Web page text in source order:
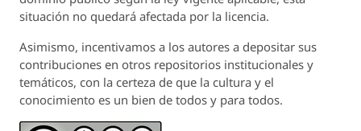
situación no quedará afectada por la licencia.
Asimismo, incentivamos a los autores a depositar sus
contribuciones en otros repositorios institucionales y
temáticos, con la certeza de que la cultura y el
conocimiento es un bien de todos y para todos.